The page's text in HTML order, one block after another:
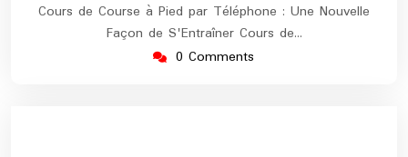
Cours de Course à Pied par Téléphone : Une Nouvelle
Façon de S'Entraîner Cours de…
0 Comments